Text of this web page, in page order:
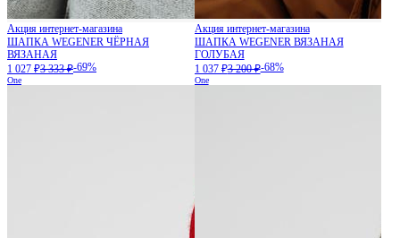
Акция интернет-магазина
ШАПКА WEGENER ЧЁРНАЯ
ВЯЗАНАЯ
1 027 ₽3 333 ₽-69%
One
Акция интернет-магазина
ШАПКА WEGENER ВЯЗАНАЯ
ГОЛУБАЯ
1 037 ₽3 200 ₽-68%
One